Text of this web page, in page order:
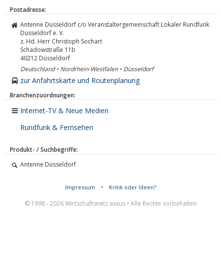
Postadresse:
Antenne Düsseldorf c/o Veranstaltergemeinschaft Lokaler Rundfunk
Düsseldorf e. V.
z. Hd. Herr Christoph Sochart
Schadowstraße 11b
40212 Düsseldorf
Deutschland • Nordrhein-Westfalen • Düsseldorf
zur Anfahrtskarte und Routenplanung
Branchenzuordnungen:
Internet-TV & Neue Medien
Rundfunk & Fernsehen
Produkt- / Suchbegriffe:
Antenne Düsseldorf
Impressum • Kritik oder Ideen?
© 1998 - 2026 Wirtschaftsnetz axxus • Alle Rechte vorbehalten